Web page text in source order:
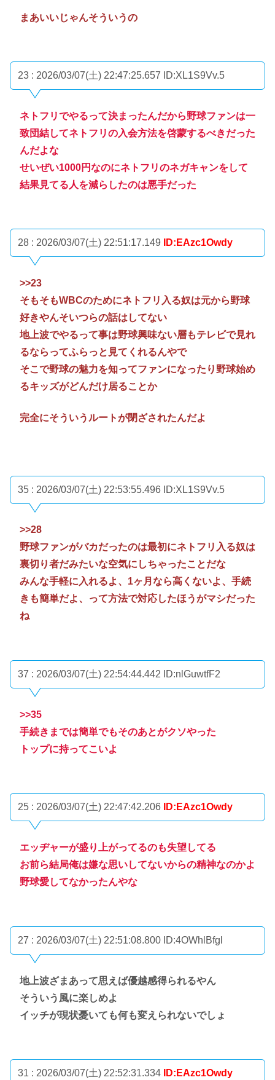
まあいいじゃんそういうの
23 : 2026/03/07(土) 22:47:25.657 ID:XL1S9Vv.5
ネトフリでやるって決まったんだから野球ファンは一
致団結してネトフリの入会方法を啓蒙するべきだった
んだよな
せいぜい1000円なのにネトフリのネガキャンをして
結果見てる人を減らしたのは悪手だった
28 : 2026/03/07(土) 22:51:17.149 ID:EAzc1Owdy
>>23
そもそもWBCのためにネトフリ入る奴は元から野球
好きやんそいつらの話はしてない
地上波でやるって事は野球興味ない層もテレビで見れ
るならってふらっと見てくれるんやで
そこで野球の魅力を知ってファンになったり野球始め
るキッズがどんだけ居ることか
完全にそういうルートが閉ざされたんだよ
35 : 2026/03/07(土) 22:53:55.496 ID:XL1S9Vv.5
>>28
野球ファンがバカだったのは最初にネトフリ入る奴は
裏切り者だみたいな空気にしちゃったことだな
みんな手軽に入れるよ、1ヶ月なら高くないよ、手続
きも簡単だよ、って方法で対応したほうがマシだった
ね
37 : 2026/03/07(土) 22:54:44.442 ID:nlGuwtfF2
>>35
手続きまでは簡単でもそのあとがクソやった
トップに持ってこいよ
25 : 2026/03/07(土) 22:47:42.206 ID:EAzc1Owdy
エッヂャーが盛り上がってるのも失望してる
お前ら結局俺は嫌な思いしてないからの精神なのかよ
野球愛してなかったんやな
27 : 2026/03/07(土) 22:51:08.800 ID:4OWhlBfgl
地上波ざまあって思えば優越感得られるやん
そういう風に楽しめよ
イッチが現状憂いても何も変えられないでしょ
31 : 2026/03/07(土) 22:52:31.334 ID:EAzc1Owdy